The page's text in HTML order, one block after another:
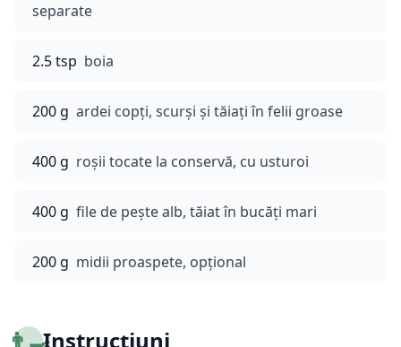
separate
2.5 tsp boia
200 g ardei copți, scurși și tăiați în felii groase
400 g roșii tocate la conservă, cu usturoi
400 g file de pește alb, tăiat în bucăți mari
200 g midii proaspete, opțional
👨‍🍳Instrucțiuni